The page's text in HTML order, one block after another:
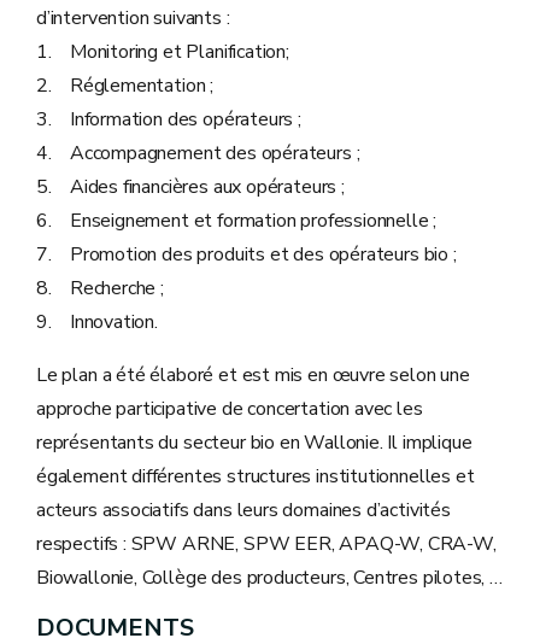
d’intervention suivants :
1. Monitoring et Planification;
2. Réglementation ;
3. Information des opérateurs ;
4. Accompagnement des opérateurs ;
5. Aides financières aux opérateurs ;
6. Enseignement et formation professionnelle ;
7. Promotion des produits et des opérateurs bio ;
8. Recherche ;
9. Innovation.
Le plan a été élaboré et est mis en œuvre selon une
approche participative de concertation avec les
représentants du secteur bio en Wallonie. Il implique
également différentes structures institutionnelles et
acteurs associatifs dans leurs domaines d’activités
respectifs : SPW ARNE, SPW EER, APAQ-W, CRA-W,
Biowallonie, Collège des producteurs, Centres pilotes, …
DOCUMENTS